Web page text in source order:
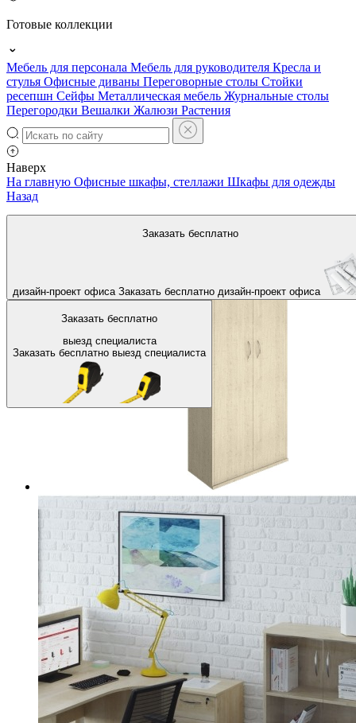
Готовые коллекции
Мебель для персонала Мебель для руководителя Кресла и
стулья Офисные диваны Переговорные столы Стойки
ресепшн Сейфы Металлическая мебель Журнальные столы
Перегородки Вешалки Жалюзи Растения
Наверх
Заказать бесплатно
дизайн-проект офиса Заказать бесплатно дизайн-проект офиса
Заказать бесплатно
выезд специалиста
Заказать бесплатно выезд специалиста
На главную Офисные шкафы, стеллажи Шкафы для одежды
Назад